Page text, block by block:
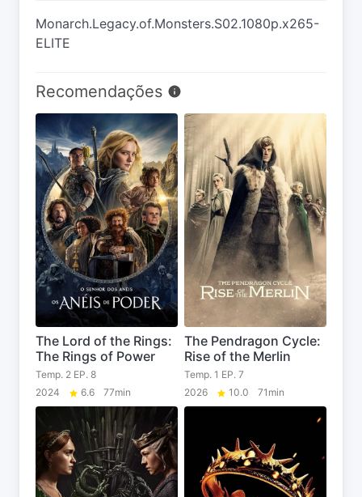
Monarch.Legacy.of.Monsters.S02.1080p.x265-
ELITE
Recomendações
The Lord of the Rings:
The Rings of Power
Temp. 2 EP. 8
2024
6.6 77min
The Pendragon Cycle:
Rise of the Merlin
Temp. 1 EP. 7
2026
10.0 71min